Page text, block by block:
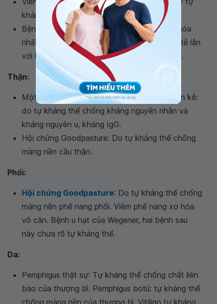
kháng thể.
Bệnh Crohn gây hẹp từng đoạn đường tiêu hóa
nhất là đại tràng, lâm sàng và cận lâm sàng dễ lẫn
với lao đại tràng, chưa tìm thấy tự kháng thể.
Thận:
Một số bệnh viêm cầu thận và viêm ống thận kẽ:
do tự kháng thể chống kháng nguyên nhân và
kháng nguyên u, kháng IgG.
Hội chứng Goodpasture: Do tự kháng thể chống
màng nền cầu thận.
Phổi:
Hội chứng Goodpasture: Do tự kháng thể chống
màng nền phế nang phổi. Viêm phế nang xơ hóa
vô căn. Bệnh u hạt của Wegener, hai bệnh sau
này chưa rõ tự kháng thể.
Da:
Pemphigus thật sự: Tự kháng thể chống chất liên
bào của thượng bì. Pemphigus botü: tự kháng thể